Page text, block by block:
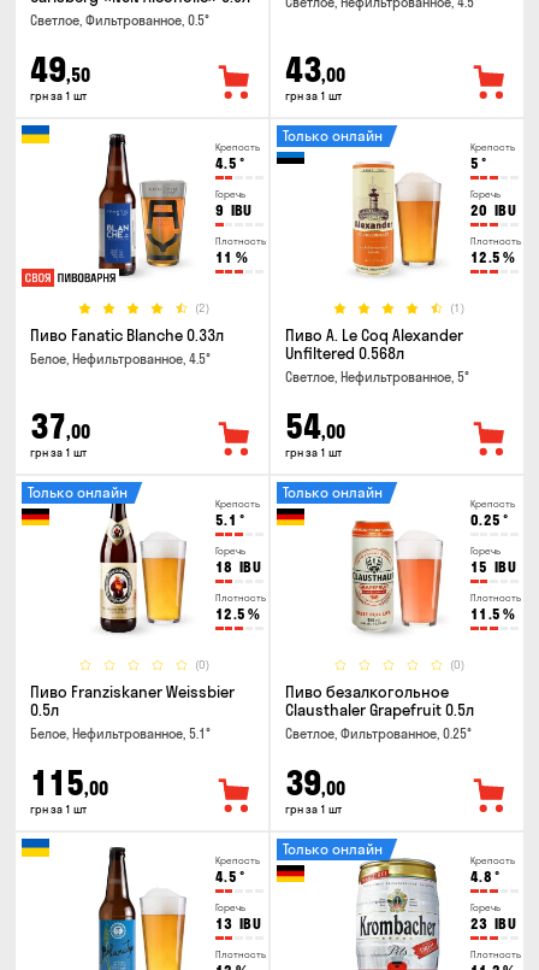
Светлое, Фильтрованное, 0.5°
49,50
грн за 1 шт
43,00
грн за 1 шт
Крепость
4.5 °
Горечь
9 IBU
Плотность
11 %
(2)
Пиво Fanatic Blanche 0.33л
Белое, Нефильтрованное, 4.5°
37,00
грн за 1 шт
Крепость
5 °
Горечь
20 IBU
Плотность
12.5 %
(1)
Только онлайн
Пиво A. Le Coq Alexander
Unfiltered 0.568л
Светлое, Нефильтрованное, 5°
54,00
грн за 1 шт
Крепость
5.1 °
Горечь
18 IBU
Плотность
12.5 %
(0)
Только онлайн
Пиво Franziskaner Weissbier
0.5л
Белое, Нефильтрованное, 5.1°
115,00
грн за 1 шт
Крепость
0.25 °
Горечь
15 IBU
Плотность
11.5 %
(0)
Только онлайн
Пиво безалкогольное
Clausthaler Grapefruit 0.5л
Светлое, Фильтрованное, 0.25°
39,00
грн за 1 шт
Крепость
4.5 °
Горечь
13 IBU
Плотность
Крепость
4.8 °
Горечь
23 IBU
Плотность
Только онлайн